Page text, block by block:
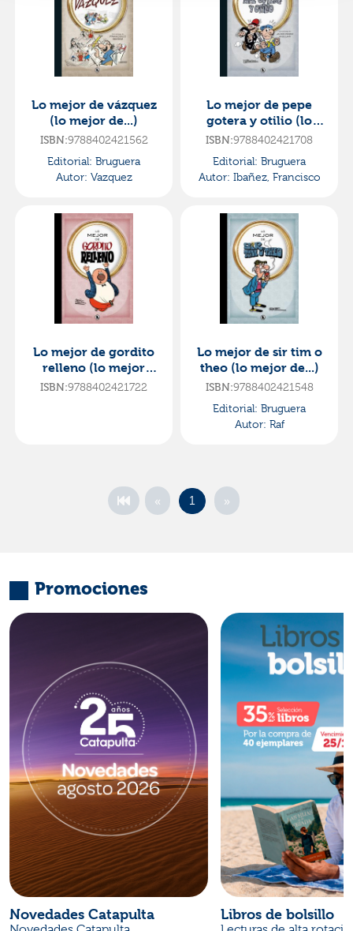
Lo mejor de vázquez
(lo mejor de...)
ISBN:9788402421562
Editorial: Bruguera
Autor: Vazquez
Lo mejor de pepe
gotera y otilio (lo
mejor de...)
ISBN:9788402421708
Editorial: Bruguera
Autor: Ibañez, Francisco
Lo mejor de gordito
relleno (lo mejor
de...)
ISBN:9788402421722
Lo mejor de sir tim o
theo (lo mejor de...)
ISBN:9788402421548
Editorial: Bruguera
Autor: Raf
« 1 »
Promociones
Novedades Catapulta Libros de bolsillo